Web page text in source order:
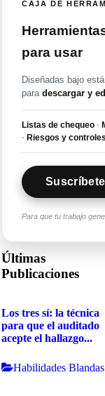
CAJA DE
para usar
Diseñadas bajo
paradescargar y
Listas de chequeo ·
· Riesgos y
Para que tu trabajo
Últimas
Publicaciones
Los tres sí: la técnica
para que el auditado
acepte el hallazgo...
Habilidades Blandas